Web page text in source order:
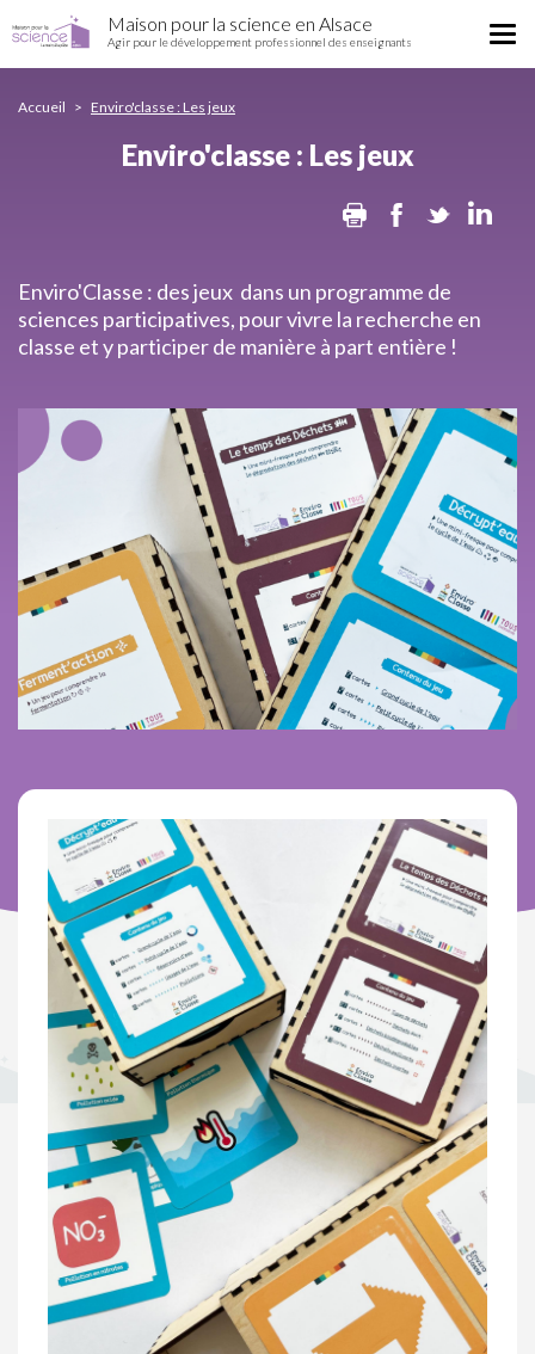
Enviro'classe
au
Maison pour la science en Alsace
Agir pour le développement professionnel des enseignants
Accueil Enviro'classe : Les jeux
Enviro'classe : Les jeux
Print Facebook
Twitter
Enviro'Classe : des jeux dans un programme de
sciences participatives, pour vivre la recherche en
classe et y participer de manière à part entière !